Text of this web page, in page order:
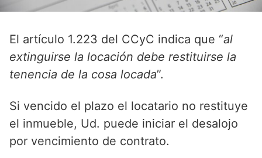
El artículo 1.223 del CCyC indica que “al
extinguirse la locación debe restituirse la
tenencia de la cosa locada”.
Si vencido el plazo el locatario no restituye
el inmueble, Ud. puede iniciar el desalojo
por vencimiento de contrato.